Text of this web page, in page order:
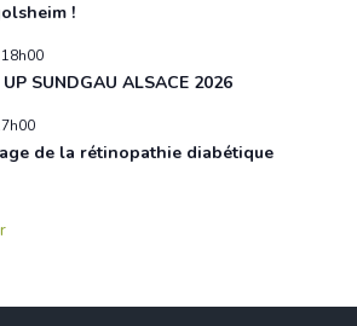
!
18h00
SUNDGAU ALSACE 2026
de la rétinopathie diabétique